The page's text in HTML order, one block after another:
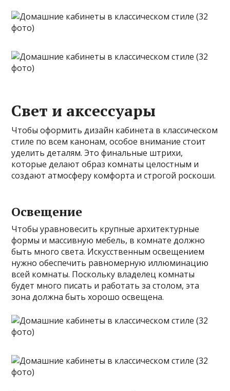
Свет и аксессуары
Чтобы оформить дизайн кабинета в классическом
стиле по всем канонам, особое внимание стоит
уделить деталям. Это финальные штрихи,
которые делают образ комнаты целостным и
создают атмосферу комфорта и строгой роскоши.
Освещение
Чтобы уравновесить крупные архитектурные
формы и массивную мебель, в комнате должно
быть много света. Искусственным освещением
нужно обеспечить равномерную иллюминацию
всей комнаты. Поскольку владелец комнаты
будет много писать и работать за столом, эта
зона должна быть хорошо освещена.